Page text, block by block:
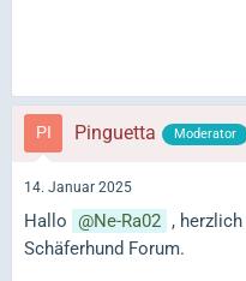
Pinguetta Moderator
14. Januar 2025
Hallo Ne-Ra02 ,
Schäferhund Forum.